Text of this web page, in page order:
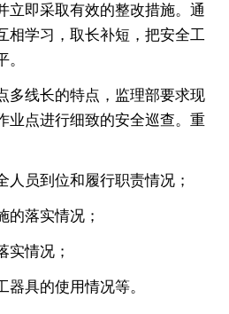
立即采取有效的整改措施。通
相学习，取长补短，把安全工
多线长的特点，监理部要求现
业点进行细致的安全巡查。重
员到位和履行职责情况；
落实情况；
情况；
具的使用情况等。